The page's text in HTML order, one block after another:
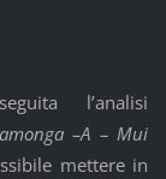
l’analisi
–A – Mui
mettere in